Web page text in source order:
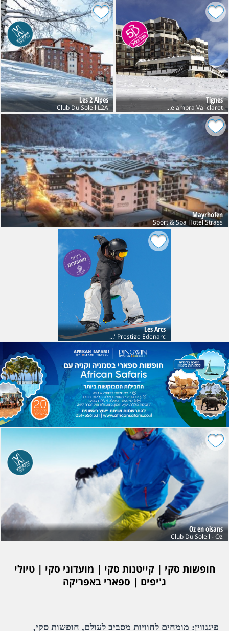
Tignes
Club Belambra Val claret חנוכה
Les 2 Alpes
Club Du Soleil L2A
Mayrhofen
Sport & Spa Hotel Strass
Les Arcs
Res' Prestige Edenarc
Oz en oisans
Club Du Soleil - Oz
חופשות סקי | קייטנות סקי | מועדוני סקי | טיולי
ג'יפים | ספארי באפריקה
פינגווין: מומחים לחוויות מסביב לעולם, חופשות סקי,